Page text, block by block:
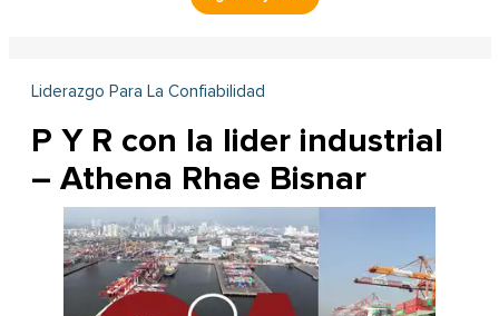
Liderazgo Para La Confiabilidad
P Y R con la lider industrial
– Athena Rhae Bisnar